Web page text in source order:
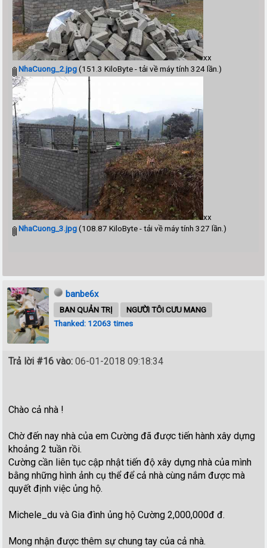
xx
NhaCuong_2.jpg(151.3 KiloByte - tải về máy tính 324 lần.)
xx
NhaCuong_3.jpg(108.87 KiloByte - tải về máy tính 327 lần.)
banbe6x
BAN QUẢN TRỊ
NGƯỜI TÔI CƯU MANG
Thanked: 12063 times
Trả lời #16 vào: 06-01-2018 09:18:34
Chào cả nhà !
Chờ đến nay nhà của em Cường đã được tiến hành xây dựng
khoảng 2 tuần rồi.
Cường cần liên tục cập nhật tiến độ xây dựng nhà của mình
bằng những hình ảnh cụ thể để cả nhà cùng nắm được mà
quyết định việc ủng hộ.
Michele_du và Gia đình ủng hộ Cường 2,000,000đ đ.
Mong nhận được thêm sự chung tay của cả nhà.